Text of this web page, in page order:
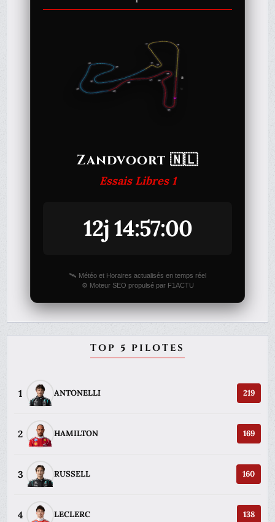
Zandvoort 🇳🇱
Essais Libres 1
12j 14:57:00
🛰️ Météo et Horaires actualisés en temps réel
⚙️ Moteur SEO propulsé par F1ACTU
TOP 5 PILOTES
1 ANTONELLI 219
2 HAMILTON 169
3 RUSSELL 160
4 LECLERC 138